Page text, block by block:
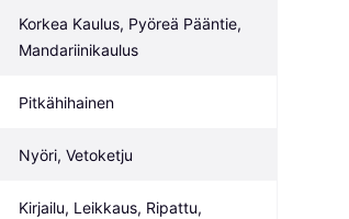
Korkea Kaulus, Pyöreä Pääntie,
Mandariinikaulus
Pitkähihainen
Nyöri, Vetoketju
Kirjailu, Leikkaus, Ripattu,